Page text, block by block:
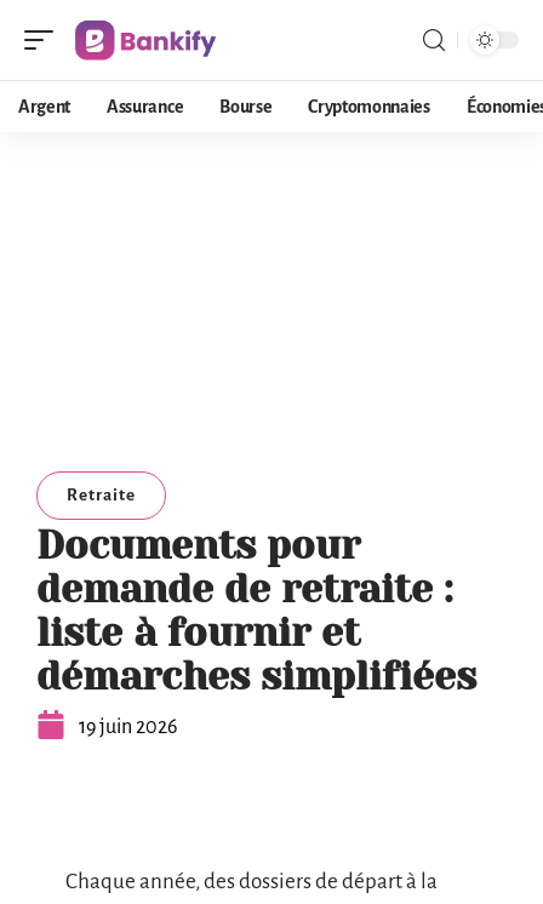
Argent Assurance Bourse Cryptomonnaies
Retraite
Documents pour
demande de retraite :
liste à fournir et
démarches simplifiées
19 juin 2026
Chaque année, des dossiers de départ à la